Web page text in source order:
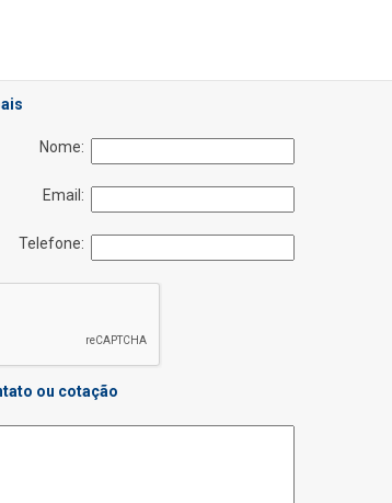
Nome:
Email:
Telefone:
ou cotação